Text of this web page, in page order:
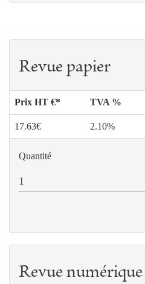
Revue papier
Prix HT €* TVA %
17.63€ 2.10%
Quantité
Revue numérique